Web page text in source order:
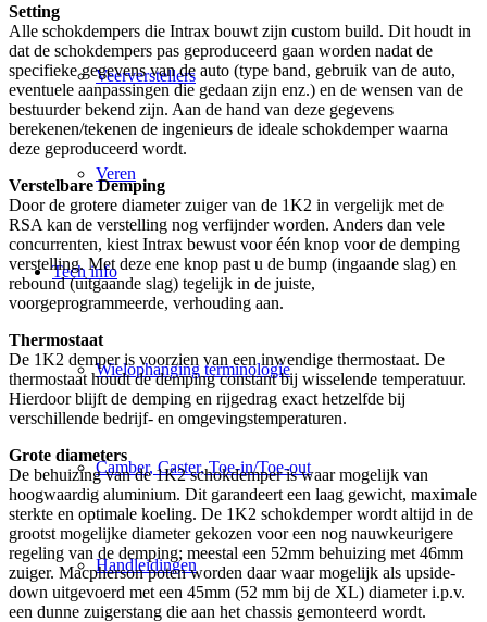
Veerverstellers
Veren
Tech info
Wielophanging terminologie
Camber, Caster, Toe-in/Toe-out
Handleidingen
Setting
Alle schokdempers die Intrax bouwt zijn custom build. Dit houdt in
dat de schokdempers pas geproduceerd gaan worden nadat de
specifieke gegevens van de auto (type band, gebruik van de auto,
eventuele aanpassingen die gedaan zijn enz.) en de wensen van de
bestuurder bekend zijn. Aan de hand van deze gegevens
berekenen/tekenen de ingenieurs de ideale schokdemper waarna
deze geproduceerd wordt.
Verstelbare Demping
Door de grotere diameter zuiger van de 1K2 in vergelijk met de
RSA kan de verstelling nog verfijnder worden. Anders dan vele
concurrenten, kiest Intrax bewust voor één knop voor de demping
verstelling. Met deze ene knop past u de bump (ingaande slag) en
rebound (uitgaande slag) tegelijk in de juiste,
voorgeprogrammeerde, verhouding aan.
Thermostaat
De 1K2 demper is voorzien van een inwendige thermostaat. De
thermostaat houdt de demping constant bij wisselende temperatuur.
Hierdoor blijft de demping en rijgedrag exact hetzelfde bij
verschillende bedrijf- en omgevingstemperaturen.
Grote diameters
De behuizing van de 1K2 schokdemper is waar mogelijk van
hoogwaardig aluminium. Dit garandeert een laag gewicht, maximale
sterkte en optimale koeling. De 1K2 schokdemper wordt altijd in de
grootst mogelijke diameter gekozen voor een nog nauwkeurigere
regeling van de demping; meestal een 52mm behuizing met 46mm
zuiger. Macpherson poten worden daar waar mogelijk als upside-
down uitgevoerd met een 45mm (52 mm bij de XL) diameter i.p.v.
een dunne zuigerstang die aan het chassis gemonteerd wordt.